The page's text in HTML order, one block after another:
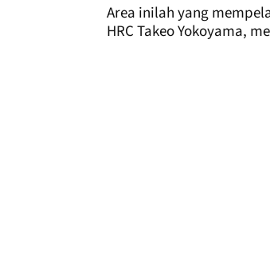
Area inilah yang
HRC Takeo Yokoyama,